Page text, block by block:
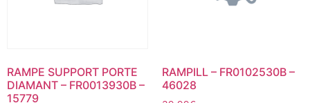
RAMPE SUPPORT PORTE
DIAMANT – FR0013930B –
15779
RAMPILL – FR0102530B –
46028